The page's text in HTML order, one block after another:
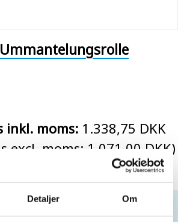
Detaljer Om
Ummantelungsrolle
inkl. moms: 1.338,75 DKK
excl. moms: 1.071,00 DKK)